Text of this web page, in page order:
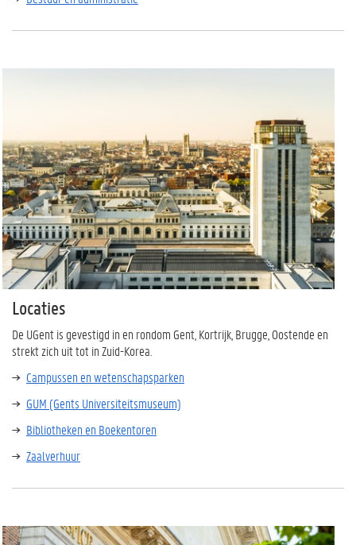
Locaties
De UGent is gevestigd in en rondom Gent, Kortrijk, Brugge, Oostende en
strekt zich uit tot in Zuid-Korea.
Campussen en wetenschapsparken
GUM (Gents Universiteitsmuseum)
Bibliotheken en Boekentoren
Zaalverhuur